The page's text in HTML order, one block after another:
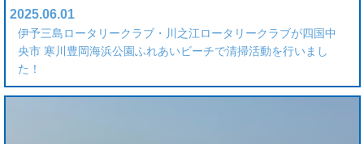
2025.06.01
伊予三島ロータリークラブ・川之江ロータリークラブが四国中
央市 寒川豊岡海浜公園ふれあいビーチで清掃活動を行いまし
た！